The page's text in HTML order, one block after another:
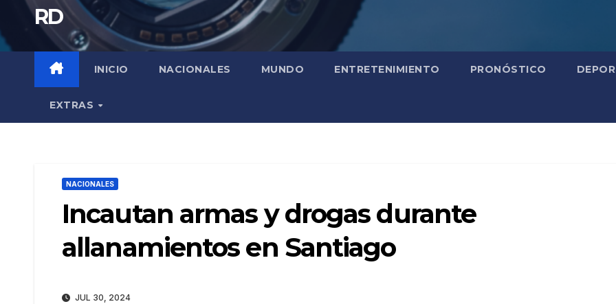
RD
INICIO NACIONALES MUNDO ENTRETENIMIENTO PRONÓSTICO
EXTRAS
NACIONALES
Incautan armas y drogas durante
allanamientos en Santiago
JUL 30, 2024